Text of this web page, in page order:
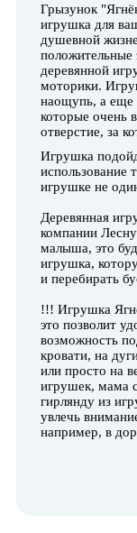
Грызунок
игрушка для
душевной
деревянной
моторики.
наощупь, а еще
которые очень
отверстие, за
Игрушка
использование
игрушке не
Деревянная
компании
малыша, это
игрушка,
и перебирать
!!! Игрушка
это позволит
возможность
кровати, на
или просто на
игрушек, мама
гирлянду из
увлечь
например, в